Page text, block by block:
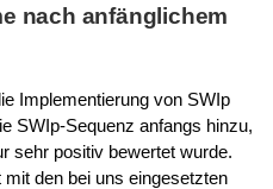
nach anfänglichem
Implementierung von SWIp
SWIp-Sequenz anfangs hinzu,
sehr positiv bewertet wurde.
den bei uns eingesetzten